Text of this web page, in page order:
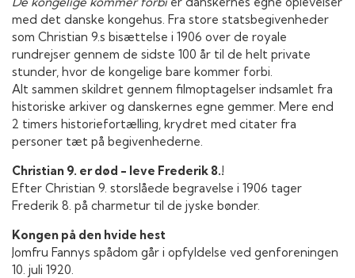
med det danske kongehus. Fra store statsbegivenheder
som Christian 9.s bisættelse i 1906 over de royale
rundrejser gennem de sidste 100 år til de helt private
stunder, hvor de kongelige bare kommer forbi.
Alt sammen skildret gennem filmoptagelser indsamlet fra
historiske arkiver og danskernes egne gemmer. Mere end
2 timers historiefortælling, krydret med citater fra
personer tæt på begivenhederne.
Christian 9. er død - leve Frederik 8.!
Efter Christian 9. storslåede begravelse i 1906 tager
Frederik 8. på charmetur til de jyske bønder.
Kongen på den hvide hest
Jomfru Fannys spådom går i opfyldelse ved genforeningen
10. juli 1920.